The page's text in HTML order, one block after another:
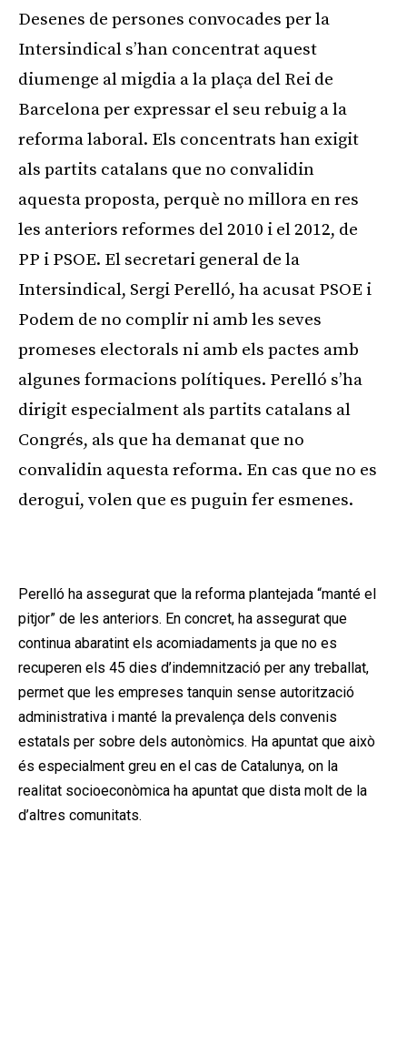
Desenes de persones convocades per la
Intersindical s’han concentrat aquest
diumenge al migdia a la plaça del Rei de
Barcelona per expressar el seu rebuig a la
reforma laboral. Els concentrats han exigit
als partits catalans que no convalidin
aquesta proposta, perquè no millora en res
les anteriors reformes del 2010 i el 2012, de
PP i PSOE. El secretari general de la
Intersindical, Sergi Perelló, ha acusat PSOE i
Podem de no complir ni amb les seves
promeses electorals ni amb els pactes amb
algunes formacions polítiques. Perelló s’ha
dirigit especialment als partits catalans al
Congrés, als que ha demanat que no
convalidin aquesta reforma. En cas que no es
derogui, volen que es puguin fer esmenes.
Perelló ha assegurat que la reforma plantejada “manté el
pitjor” de les anteriors. En concret, ha assegurat que
continua abaratint els acomiadaments ja que no es
recuperen els 45 dies d’indemnització per any treballat,
permet que les empreses tanquin sense autorització
administrativa i manté la prevalença dels convenis
estatals per sobre dels autonòmics. Ha apuntat que això
és especialment greu en el cas de Catalunya, on la
realitat socioeconòmica ha apuntat que dista molt de la
d’altres comunitats.